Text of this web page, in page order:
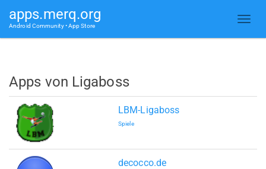
apps.merq.org
Android Community • App Store
Apps von Ligaboss
LBM-Ligaboss
Spiele
decocco.de